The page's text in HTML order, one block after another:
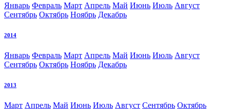
Январь Февраль Март Апрель Май Июнь Июль Август
Сентябрь Октябрь Ноябрь Декабрь
2014
Январь Февраль Март Апрель Май Июнь Июль Август
Сентябрь Октябрь Ноябрь Декабрь
2013
Март Апрель Май Июнь Июль Август Сентябрь Октябрь